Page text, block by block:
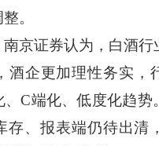
。
证券认为，白酒行
酒企更加理性务实，
、C端化、低度化趋势
存、报表端仍待出清